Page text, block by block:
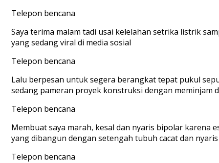
Telepon bencana
Saya terima malam tadi usai kelelahan setrika listrik
yang sedang viral di media sosial
Telepon bencana
Lalu berpesan untuk segera berangkat tepat pukul
sedang pameran proyek konstruksi dengan meminjam
Telepon bencana
Membuat saya marah, kesal dan nyaris bipolar karena
yang dibangun dengan setengah tubuh cacat dan
Telepon bencana